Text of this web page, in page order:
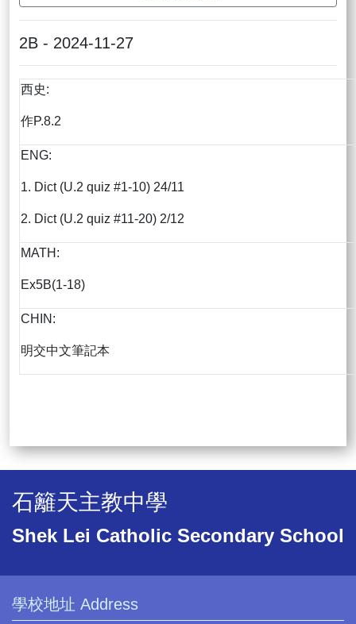
2B - 2024-11-27
西史:
作P.8.2
ENG:
1. Dict (U.2 quiz #1-10) 24/11
2. Dict (U.2 quiz #11-20) 2/12
MATH:
Ex5B(1-18)
CHIN:
明交中文筆記本
石籬天主教中學
Shek Lei Catholic Secondary School
學校地址 Address